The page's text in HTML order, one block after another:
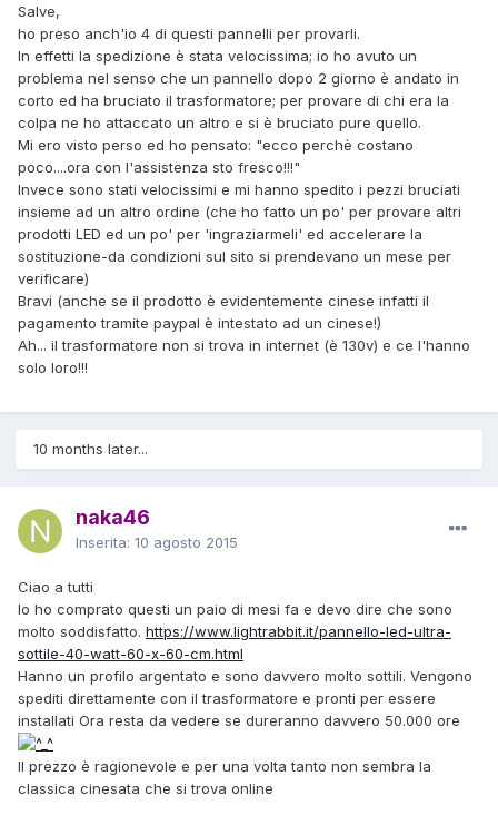
Salve,
ho preso anch'io 4 di questi pannelli per provarli.
In effetti la spedizione è stata velocissima; io ho avuto un
problema nel senso che un pannello dopo 2 giorno è andato in
corto ed ha bruciato il trasformatore; per provare di chi era la
colpa ne ho attaccato un altro e si è bruciato pure quello.
Mi ero visto perso ed ho pensato: "ecco perchè costano
poco....ora con l'assistenza sto fresco!!!"
Invece sono stati velocissimi e mi hanno spedito i pezzi bruciati
insieme ad un altro ordine (che ho fatto un po' per provare altri
prodotti LED ed un po' per 'ingraziarmeli' ed accelerare la
sostituzione-da condizioni sul sito si prendevano un mese per
verificare)
Bravi (anche se il prodotto è evidentemente cinese infatti il
pagamento tramite paypal è intestato ad un cinese!)
Ah... il trasformatore non si trova in internet (è 130v) e ce l'hanno
solo loro!!!
10 months later...
naka46
Inserita: 10 agosto 2015
Ciao a tutti
Io ho comprato questi un paio di mesi fa e devo dire che sono
molto soddisfatto. https://www.lightrabbit.it/pannello-led-ultra-
sottile-40-watt-60-x-60-cm.html
Hanno un profilo argentato e sono davvero molto sottili. Vengono
spediti direttamente con il trasformatore e pronti per essere
installati Ora resta da vedere se dureranno davvero 50.000 ore
Il prezzo è ragionevole e per una volta tanto non sembra la
classica cinesata che si trova online